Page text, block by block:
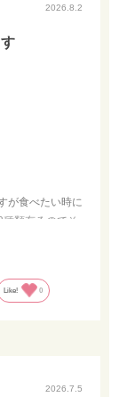
2026.8.2
が食べたい時に
類有るのでそ
Like! 0
2026.7.5